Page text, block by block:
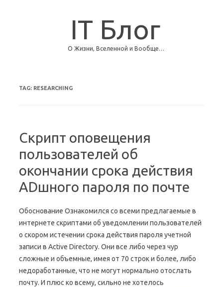
IT Блог
О Жизни, Вселенной и Вообще…
TAG: RESEARCHING
Скрипт оповещения
пользователей об
окончании срока действия
ADшного пароля по почте
Обоснование Ознакомился со всеми предлагаемые в
интернете скриптами об уведомлении пользователей
о скором истечении срока действия пароля учетной
записи в Active Directory. Они все либо через чур
сложные и объемные, имея от 70 строк и более, либо
недоработанные, что не могут нормально отослать
почту. И плюс ко всему, сильно не хотелось